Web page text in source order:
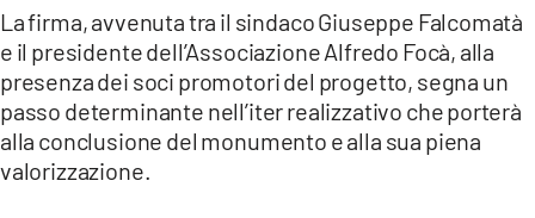
ILVIBONESE.IT
CATANZAROCHANNEL.IT
LACAPITALENEWS.IT
La firma, avvenuta tra il sindaco Giuseppe Falcomatà
e il presidente dell’Associazione Alfredo Focà, alla
presenza dei soci promotori del progetto, segna un
passo determinante nell’iter realizzativo che porterà
alla conclusione del monumento e alla sua piena
valorizzazione.